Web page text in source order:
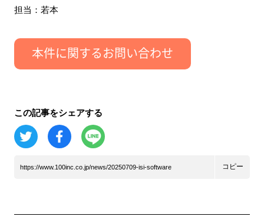
担当：若本
この記事をシェアする
https://www.100inc.co.jp/news/20250709-isi-software コピー